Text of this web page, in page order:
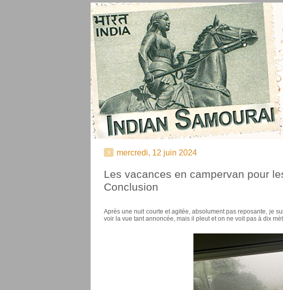
mercredi, 12 juin 2024
Les vacances en campervan pour
Conclusion
Après une nuit courte et agitée, absolument pas reposante, je
voir la vue tant annoncée, mais il pleut et on ne voit pas à dix